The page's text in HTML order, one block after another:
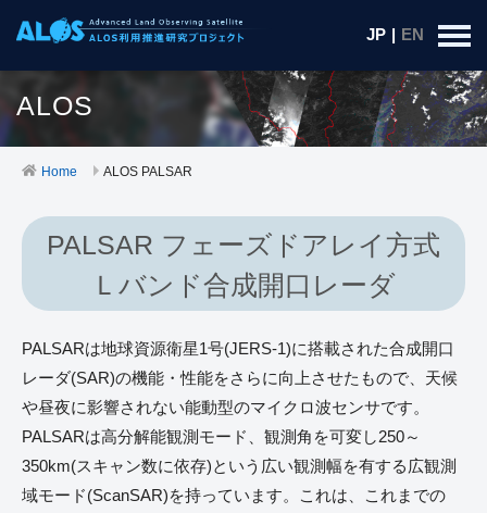
JP | EN
ALOS
Home ALOS PALSAR
PALSAR フェーズドアレイ方式
Ｌバンド合成開口レーダ
PALSARは地球資源衛星1号(JERS-1)に搭載された合成開口
レーダ(SAR)の機能・性能をさらに向上させたもので、天候
や昼夜に影響されない能動型のマイクロ波センサです。
PALSARは高分解能観測モード、観測角を可変し250～
350km(スキャン数に依存)という広い観測幅を有する広観測
域モード(ScanSAR)を持っています。これは、これまでの